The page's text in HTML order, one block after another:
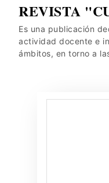
REVISTA
Es una publicación
actividad docente e
ámbitos, en torno a